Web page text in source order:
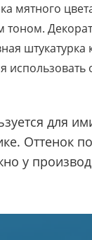
мятного
для
Оттенок
у